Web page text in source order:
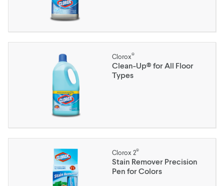
Clorox®
Clean-Up® for All Floor
Types
Clorox 2®
Stain Remover Precision
Pen for Colors